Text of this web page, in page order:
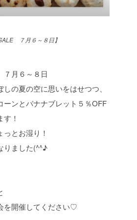
７月６～８日】
７月６～８日
の夏の空に思いをはせつつ、
ーンとバナナブレット５％OFF
！
とお湿り！
りました(^^♪
を開催してください♡